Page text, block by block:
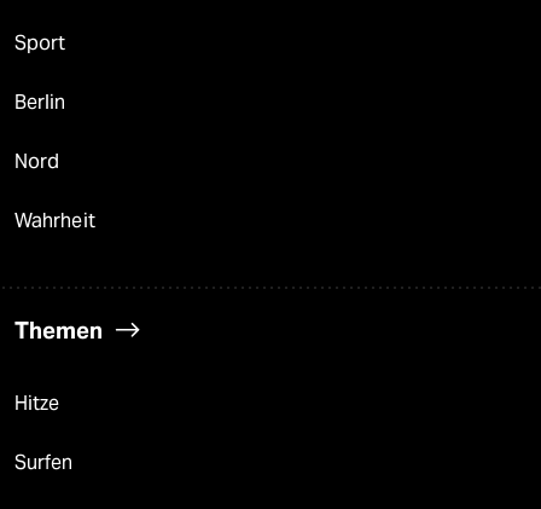
Sport
Berlin
Nord
Wahrheit
Themen
Hitze
Surfen